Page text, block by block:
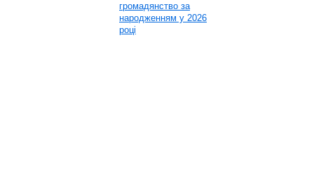
громадянство за
народженням у 2026
році